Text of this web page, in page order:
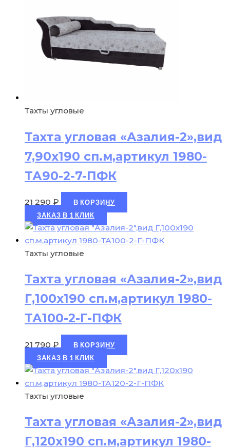
Тахты угловые
Тахта угловая «Азалия-2»,вид
7,90х190 сп.м,артикул 1980-
ТА90-2-7-ПФК
21 290 ₽
В КОРЗИНУ
ЗАКАЗ В 1 КЛИК
Тахты угловые
Тахта угловая «Азалия-2»,вид
Г,100х190 сп.м,артикул 1980-
ТА100-2-Г-ПФК
21 790 ₽
В КОРЗИНУ
ЗАКАЗ В 1 КЛИК
Тахты угловые
Тахта угловая «Азалия-2»,вид
Г,120х190 сп.м,артикул 1980-